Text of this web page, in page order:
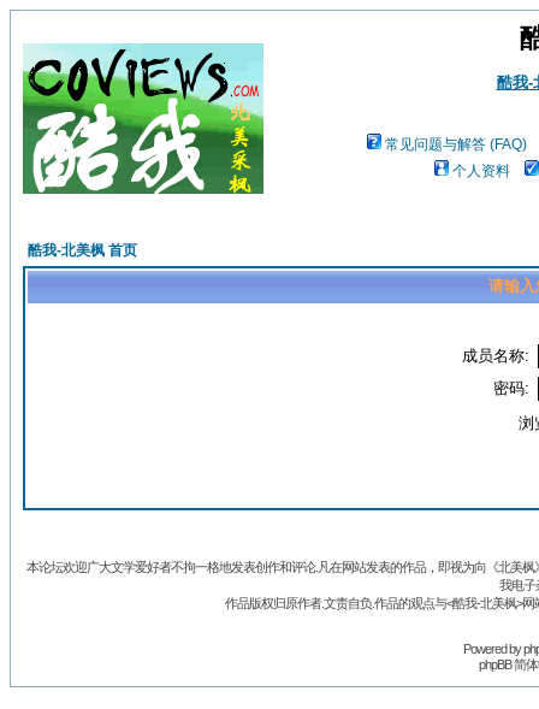
酷我-
常见问题与解答 (FAQ)
个人资料
酷我-北美枫 首页
请输入
成员名称:
密码:
浏
本论坛欢迎广大文学爱好者不拘一格地发表创作和评论.凡在网站发表的作品，即视为向《北美
我电子
作品版权归原作者.文责自负.作品的观点与<酷我-北美枫>
Powered by
phpBB 简